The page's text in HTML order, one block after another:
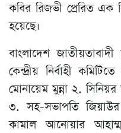
কবির রিজভী প্রেরিত এক
হয়েছে।
বাংলাদেশ
কেন্দ্রীয় নির্বাহী
মোনায়েম মুন্না ২.
৩. সহ-সভাপতি
কামাল আনোয়ার